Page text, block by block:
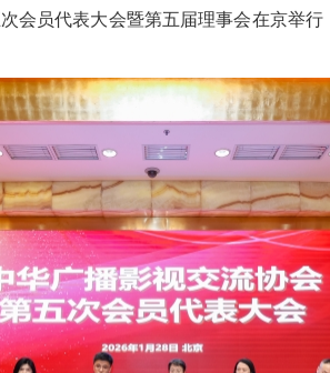
会员代表大会暨第五届理事会在京举